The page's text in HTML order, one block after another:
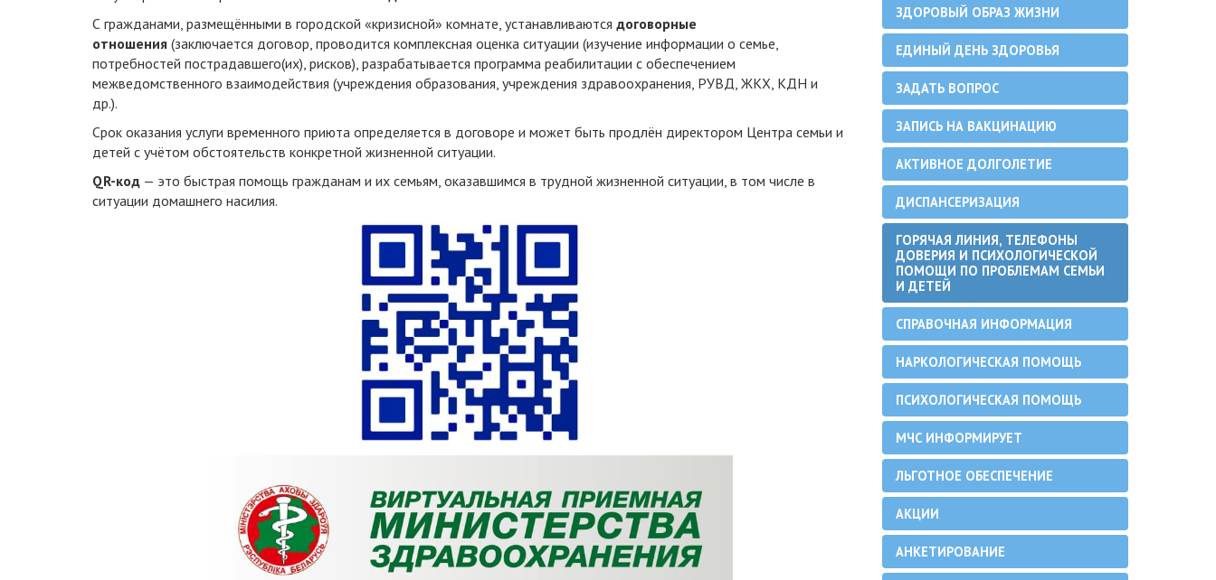
С гражданами, размещёнными в городской «кризисной» комнате, устанавливаются договорные
отношения (заключается договор, проводится комплексная оценка ситуации (изучение информации о семье,
потребностей пострадавшего(их), рисков), разрабатывается программа реабилитации с обеспечением
межведомственного взаимодействия (учреждения образования, учреждения здравоохранения, РУВД, ЖКХ, КДН и
др.).
Срок оказания услуги временного приюта определяется в договоре и может быть продлён директором Центра семьи и
детей с учётом обстоятельств конкретной жизненной ситуации.
QR-код — это быстрая помощь гражданам и их семьям, оказавшимся в трудной жизненной ситуации, в том числе в
ситуации домашнего насилия.
ЗДОРОВЫЙ ОБРАЗ ЖИЗНИ
ЕДИНЫЙ ДЕНЬ ЗДОРОВЬЯ
ЗАДАТЬ ВОПРОС
ЗАПИСЬ НА ВАКЦИНАЦИЮ
АКТИВНОЕ ДОЛГОЛЕТИЕ
ДИСПАНСЕРИЗАЦИЯ
ГОРЯЧАЯ ЛИНИЯ, ТЕЛЕФОНЫ
ДОВЕРИЯ И ПСИХОЛОГИЧЕСКОЙ
ПОМОЩИ ПО ПРОБЛЕМАМ СЕМЬИ
И ДЕТЕЙ
СПРАВОЧНАЯ ИНФОРМАЦИЯ
НАРКОЛОГИЧЕСКАЯ ПОМОЩЬ
ПСИХОЛОГИЧЕСКАЯ ПОМОЩЬ
МЧС ИНФОРМИРУЕТ
ЛЬГОТНОЕ ОБЕСПЕЧЕНИЕ
АКЦИИ
АНКЕТИРОВАНИЕ